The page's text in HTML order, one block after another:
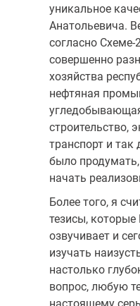
уникальное
Анатольевича.
согласно
совершенно
хозяйства
нефтяная
строительство,
транспорт и так
было
начать
Более того, я
тезисы,
озвучивает и
изучать
настолько
вопрос, любую